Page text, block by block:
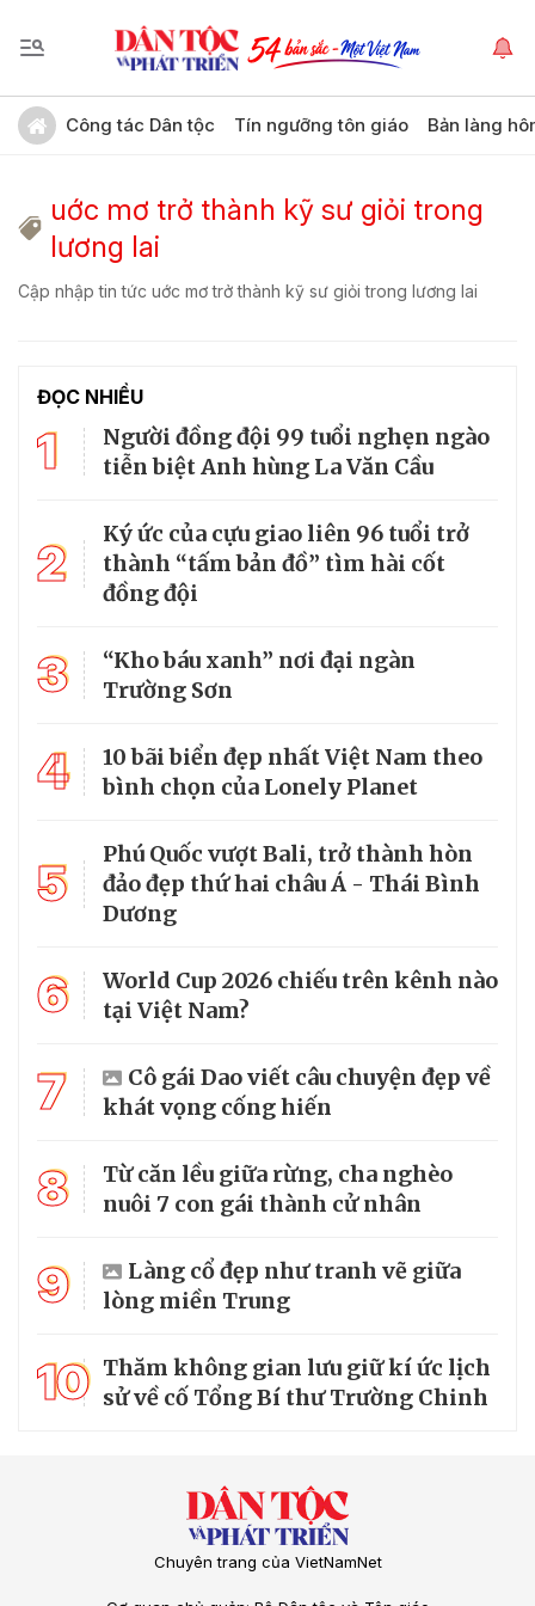
Công tác Dân tộc Tín ngưỡng tôn giáo Bản làng
uớc mơ trở thành kỹ sư giỏi trong
lương lai
Cập nhập tin tức uớc mơ trở thành kỹ sư giỏi trong lương lai
ĐỌC NHIỀU
1
Người đồng đội 99 tuổi nghẹn ngào
tiễn biệt Anh hùng La Văn Cầu
2
Ký ức của cựu giao liên 96 tuổi trở
thành “tấm bản đồ” tìm hài cốt
đồng đội
3
“Kho báu xanh” nơi đại ngàn
Trường Sơn
4
10 bãi biển đẹp nhất Việt Nam theo
bình chọn của Lonely Planet
5
Phú Quốc vượt Bali, trở thành hòn
đảo đẹp thứ hai châu Á - Thái Bình
Dương
6
World Cup 2026 chiếu trên kênh nào
tại Việt Nam?
7
Cô gái Dao viết câu chuyện đẹp về
khát vọng cống hiến
8
Từ căn lều giữa rừng, cha nghèo
nuôi 7 con gái thành cử nhân
9
Làng cổ đẹp như tranh vẽ giữa
lòng miền Trung
10 Thăm không gian lưu giữ kí ức lịch
sử về cố Tổng Bí thư Trường Chinh
Chuyên trang của VietNamNet